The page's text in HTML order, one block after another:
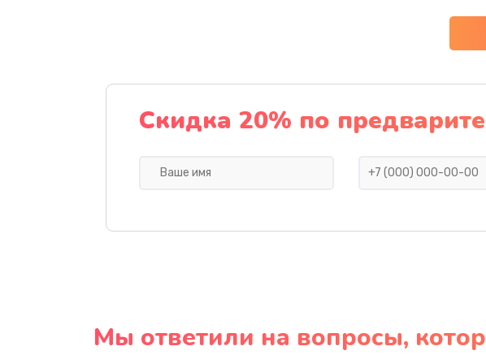
Скидка 20% по
Мы ответили на вопросы,